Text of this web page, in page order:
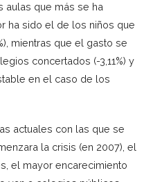
aulas que más se ha
ha sido el de los niños que
mientras que el gasto se
concertados (-3,11%) y
en el caso de los
actuales con las que se
la crisis (en 2007), el
el mayor encarecimiento